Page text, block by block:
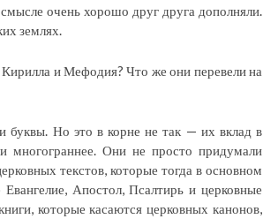
очень хорошо друг друга дополняли.
землях.
и Мефодия? Что же они перевели на
Но это в корне не так — их вклад в
многограннее. Они не просто придумали
текстов, которые тогда в основном
Апостол, Псалтирь и церковные
которые касаются церковных канонов,